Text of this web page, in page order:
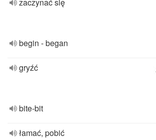
begin - began
gryźć
bite-bit
łamać, pobić